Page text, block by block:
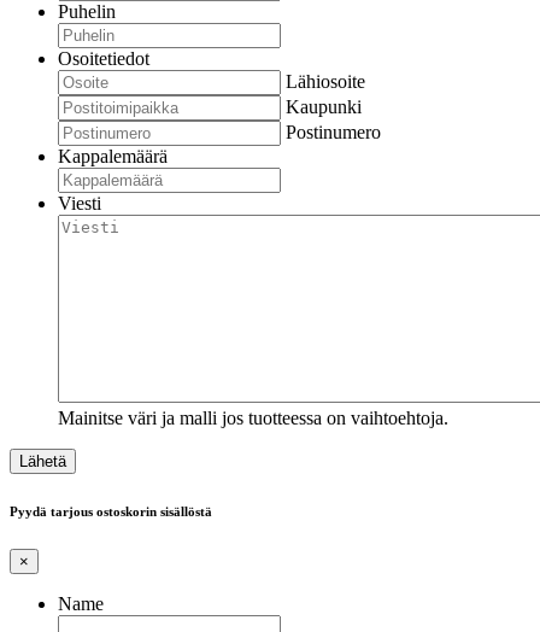
Puhelin
Osoitetiedot
Lähiosoite
Kaupunki
Postinumero
Kappalemäärä
Viesti
Mainitse väri ja malli jos tuotteessa on vaihtoehtoja.
Pyydä tarjous ostoskorin sisällöstä
×
Name